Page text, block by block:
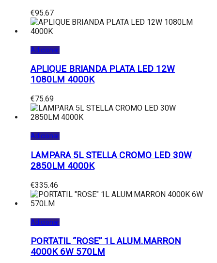
€95.67
Adicionar
APLIQUE BRIANDA PLATA LED 12W
1080LM 4000K
€75.69
Adicionar
LAMPARA 5L STELLA CROMO LED 30W
2850LM 4000K
€335.46
Adicionar
PORTATIL “ROSE” 1L ALUM.MARRON
4000K 6W 570LM